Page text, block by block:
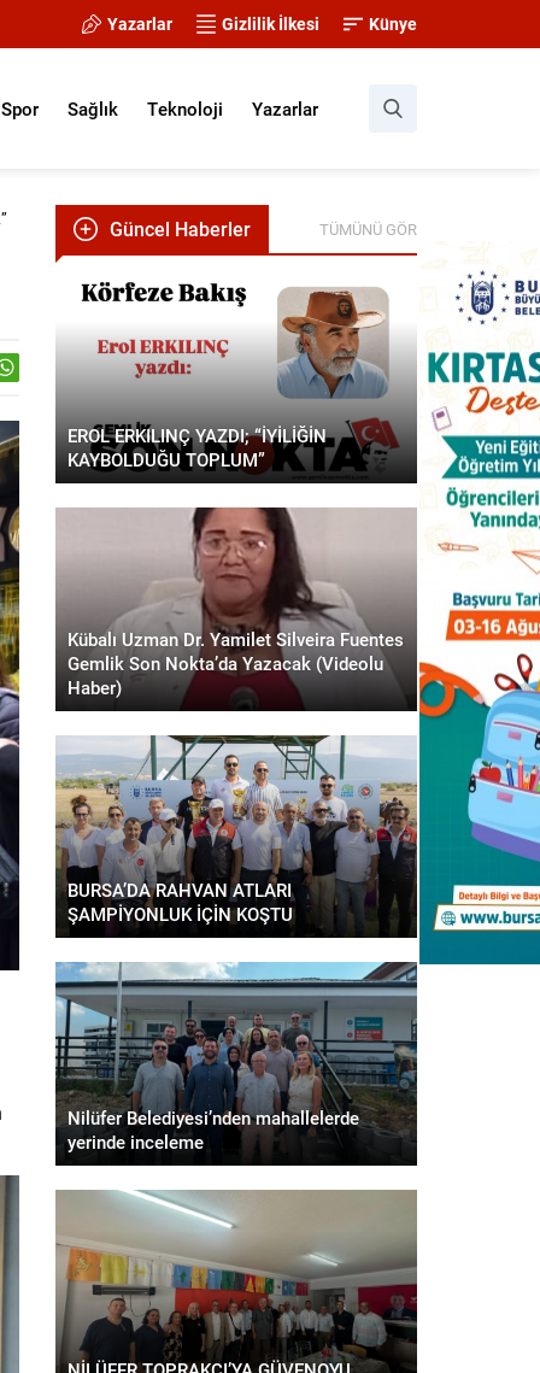
Yazarlar Gizlilik İlkesi Künye
Spor Sağlık Teknoloji Yazarlar
Güncel Haberler TÜMÜNÜ GÖR
EROL ERKILINÇ YAZDI; “İYİLİĞİN
KAYBOLDUĞU TOPLUM”
Kübalı Uzman Dr. Yamilet Silveira Fuentes
Gemlik Son Nokta’da Yazacak (Videolu
Haber)
BURSA’DA RAHVAN ATLARI
ŞAMPİYONLUK İÇİN KOŞTU
Nilüfer Belediyesi’nden mahallelerde
yerinde inceleme